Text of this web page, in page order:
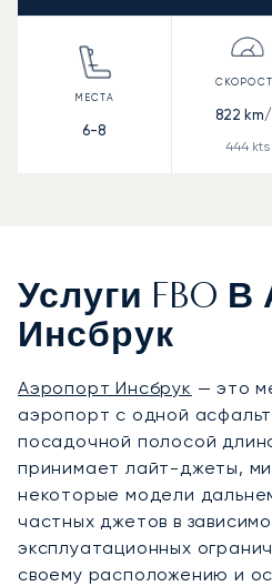
6-8
822
444 kts
Услуги FBO
Инсбрук
Аэропорт Инсбрук — это
аэропорт с одной
посадочной полосой
принимает лайт-джеты,
некоторые модели
частных джетов в
эксплуатационных
своему расположению и